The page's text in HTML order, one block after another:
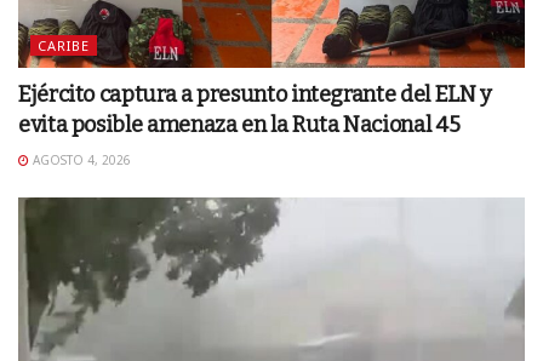
CARIBE
Ejército captura a presunto integrante del ELN y
evita posible amenaza en la Ruta Nacional 45
AGOSTO 4, 2026